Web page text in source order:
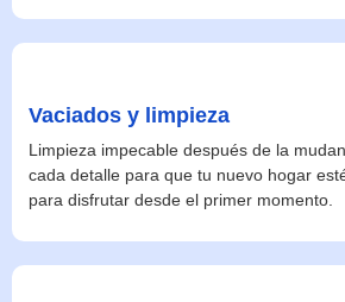
Vaciados y limpieza
Limpieza impecable después de la
cada detalle para que tu nuevo hogar
para disfrutar desde el primer momento.